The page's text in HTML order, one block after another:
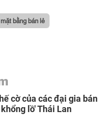
bằng bán lẻ
cờ của các đại gia bán
lồ' Thái Lan